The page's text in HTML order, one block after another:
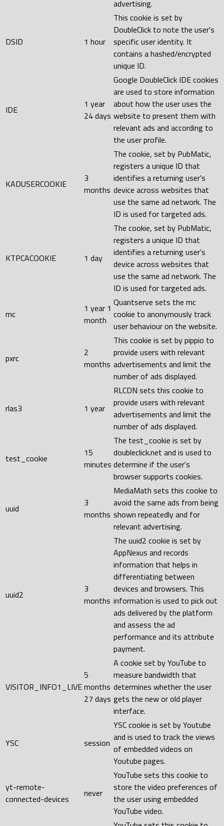
advertising.
DSID 1 hour
This cookie is set by
DoubleClick to note the user's
specific user identity. It
contains a hashed/encrypted
unique ID.
IDE
1 year
24 days
Google DoubleClick IDE cookies
are used to store information
about how the user uses the
website to present them with
relevant ads and according to
the user profile.
KADUSERCOOKIE
3
months
The cookie, set by PubMatic,
registers a unique ID that
identifies a returning user's
device across websites that
use the same ad network. The
ID is used for targeted ads.
KTPCACOOKIE 1 day
The cookie, set by PubMatic,
registers a unique ID that
identifies a returning user's
device across websites that
use the same ad network. The
ID is used for targeted ads.
mc
1 year 1
month
Quantserve sets the mc
cookie to anonymously track
user behaviour on the website.
pxrc
2
months
This cookie is set by pippio to
provide users with relevant
advertisements and limit the
number of ads displayed.
rlas3 1 year
RLCDN sets this cookie to
provide users with relevant
advertisements and limit the
number of ads displayed.
test_cookie
15
minutes
The test_cookie is set by
doubleclick.net and is used to
determine if the user's
browser supports cookies.
uuid
3
months
MediaMath sets this cookie to
avoid the same ads from being
shown repeatedly and for
relevant advertising.
uuid2
3
months
The uuid2 cookie is set by
AppNexus and records
information that helps in
differentiating between
devices and browsers. This
information is used to pick out
ads delivered by the platform
and assess the ad
performance and its attribute
payment.
VISITOR_INFO1_LIVE
5
months
27 days
A cookie set by YouTube to
measure bandwidth that
determines whether the user
gets the new or old player
interface.
YSC session
YSC cookie is set by Youtube
and is used to track the views
of embedded videos on
Youtube pages.
yt-remote-
connected-devices
never
YouTube sets this cookie to
store the video preferences of
the user using embedded
YouTube video.